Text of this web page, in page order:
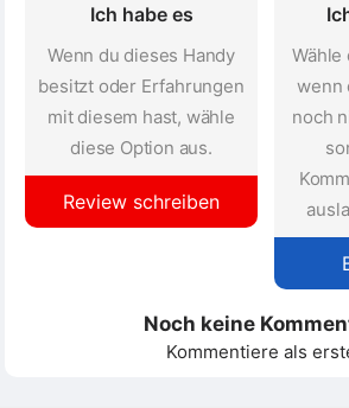
Ich habe es
Wenn du dieses Handy
besitzt oder Erfahrungen
mit diesem hast, wähle
diese Option aus.
Review schreiben
Wähle
wenn
noch
Noch keine
Kommentiere als